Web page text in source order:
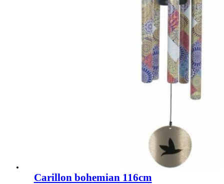
Carillon bohemian 116cm